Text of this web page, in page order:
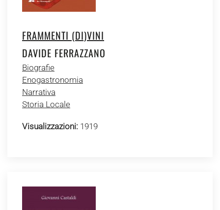
FRAMMENTI (DI)VINI
DAVIDE FERRAZZANO
Biografie
Enogastronomia
Narrativa
Storia Locale
Visualizzazioni: 1919